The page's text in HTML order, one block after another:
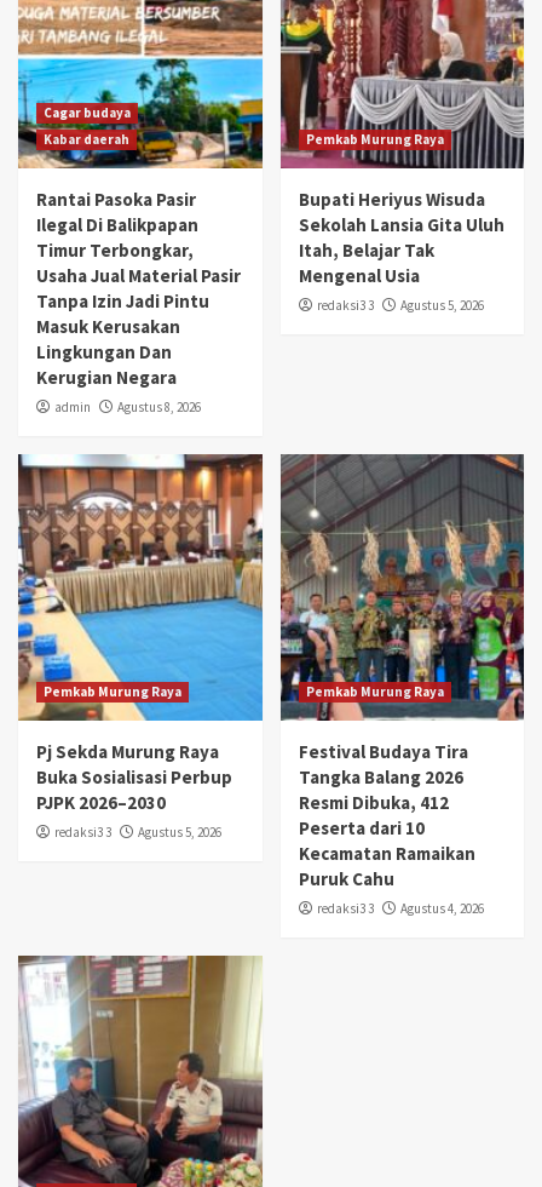
Cagar budaya
Kabar daerah
Rantai Pasoka Pasir
Ilegal Di Balikpapan
Timur Terbongkar,
Usaha Jual Material Pasir
Tanpa Izin Jadi Pintu
Masuk Kerusakan
Lingkungan Dan
Kerugian Negara
admin Agustus 8, 2026
Pemkab Murung Raya
Bupati Heriyus Wisuda
Sekolah Lansia Gita Uluh
Itah, Belajar Tak
Mengenal Usia
redaksi3 3 Agustus 5, 2026
Pemkab Murung Raya
Pj Sekda Murung Raya
Buka Sosialisasi Perbup
PJPK 2026–2030
redaksi3 3 Agustus 5, 2026
Pemkab Murung Raya
Festival Budaya Tira
Tangka Balang 2026
Resmi Dibuka, 412
Peserta dari 10
Kecamatan Ramaikan
Puruk Cahu
redaksi3 3 Agustus 4, 2026